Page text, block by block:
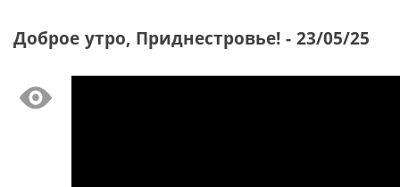
Доброе утро, Приднестровье! - 23/05/25